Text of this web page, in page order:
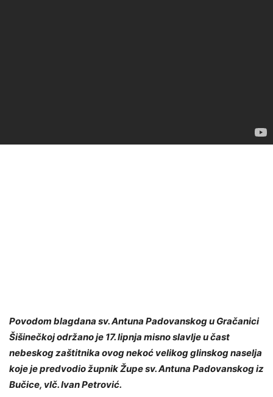
Povodom blagdana sv. Antuna Padovanskog u Gračanici
Šišinečkoj održano je 17. lipnja misno slavlje u čast
nebeskog zaštitnika ovog nekoć velikog glinskog naselja
koje je predvodio župnik Župe sv. Antuna Padovanskog iz
Bučice, vlč. Ivan Petrović.